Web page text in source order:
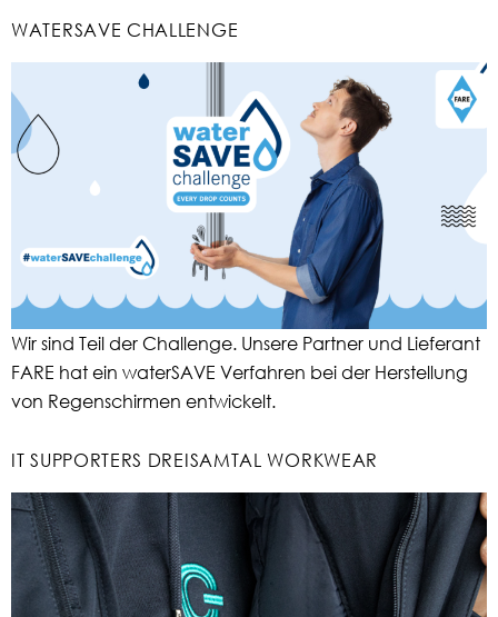
WATERSAVE CHALLENGE
Wir sind Teil der Challenge. Unsere Partner und Lieferant
FARE hat ein waterSAVE Verfahren bei der Herstellung
von Regenschirmen entwickelt.
IT SUPPORTERS DREISAMTAL WORKWEAR